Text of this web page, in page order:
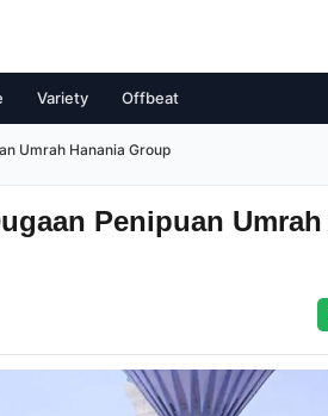
Variety Offbeat
Umrah Hanania Group
Penipuan